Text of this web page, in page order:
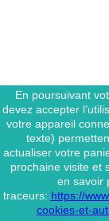
En poursuivant
devez accepter
votre appareil
texte)
actualiser votre
prochaine visite et
en savoir
traceurs: https://
cookies-et-